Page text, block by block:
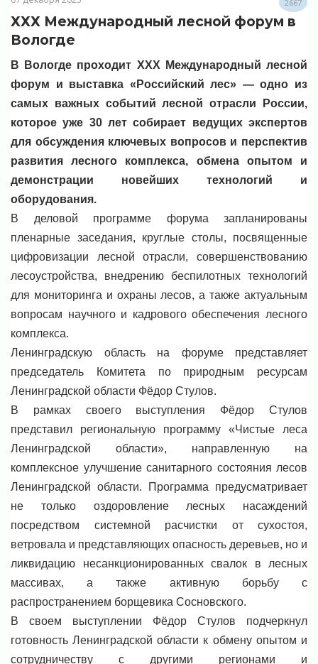
2667
ХХХ Международный лесной форум в
Вологде
В Вологде проходит XXX Международный лесной
форум и выставка «Российский лес» — одно из
самых важных событий лесной отрасли России,
которое уже 30 лет собирает ведущих экспертов
для обсуждения ключевых вопросов и перспектив
развития лесного комплекса, обмена опытом и
демонстрации новейших технологий и
оборудования.
В деловой программе форума запланированы
пленарные заседания, круглые столы, посвященные
цифровизации лесной отрасли, совершенствованию
лесоустройства, внедрению беспилотных технологий
для мониторинга и охраны лесов, а также актуальным
вопросам научного и кадрового обеспечения лесного
комплекса.
Ленинградскую область на форуме представляет
председатель Комитета по природным ресурсам
Ленинградской области Фёдор Стулов.
В рамках своего выступления Фёдор Стулов
представил региональную программу «Чистые леса
Ленинградской области», направленную на
комплексное улучшение санитарного состояния лесов
Ленинградской области. Программа предусматривает
не только оздоровление лесных насаждений
посредством системной расчистки от сухостоя,
ветровала и представляющих опасность деревьев, но и
ликвидацию несанкционированных свалок в лесных
массивах, а также активную борьбу с
распространением борщевика Сосновского.
В своем выступлении Фёдор Стулов подчеркнул
готовность Ленинградской области к обмену опытом и
сотрудничеству с другими регионами и